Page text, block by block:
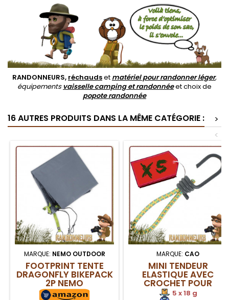
RANDONNEURS, réchaudset matériel pour randonner léger,
équipements vaisselle camping et randonnéeet choix de
popote randonnée
16 AUTRES PRODUITS DANS LA MÊME CATÉGORIE :
>
<
MARQUE: NEMO OUTDOOR
FOOTPRINT TENTE
DRAGONFLY BIKEPACK
2P NEMO
MARQUE: CAO
MINI TENDEUR
ELASTIQUE AVEC
CROCHET POUR
BACHES ET TARPS CAO
5 x 18 g